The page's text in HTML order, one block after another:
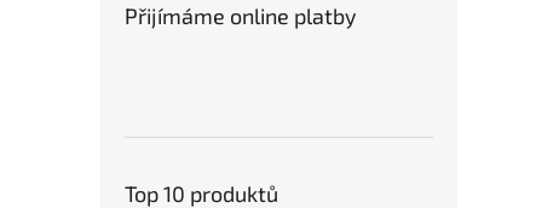
Přijímáme online platby
Top 10 produktů
pevnost a savost při